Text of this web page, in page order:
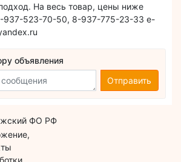
На весь товар, цены ниже
937-523-70-50, 8-937-775-23-33 e-
объявления
Отправить
ФО РФ